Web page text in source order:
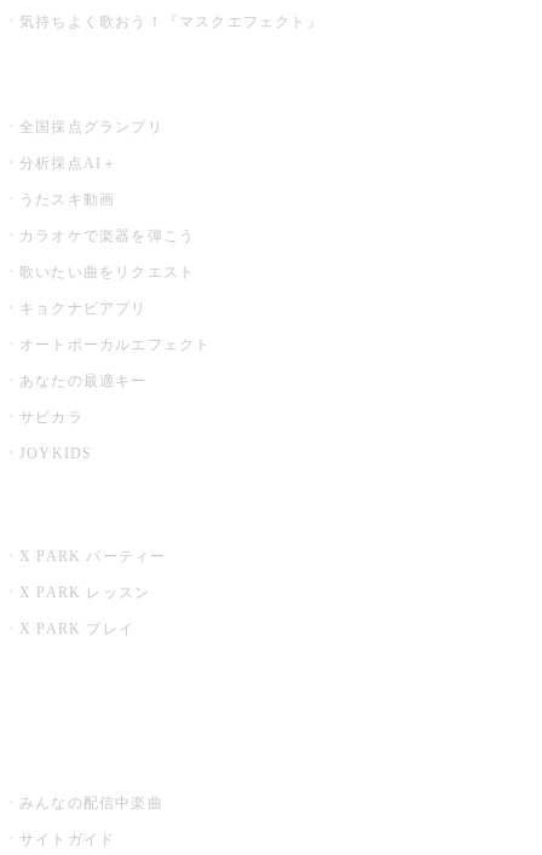
気持ちよく歌おう！『マスクエフェクト』
全国採点グランプリ
分析採点AI＋
うたスキ動画
カラオケで楽器を弾こう
歌いたい曲をリクエスト
キョクナビアプリ
オートボーカルエフェクト
あなたの最適キー
サビカラ
JOYKIDS
X PARK パーティー
X PARK レッスン
X PARK プレイ
みんなの配信中楽曲
サイトガイド